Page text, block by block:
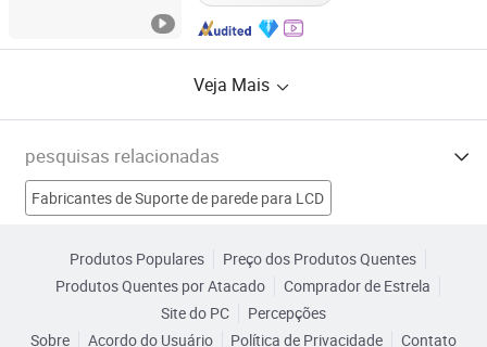
Veja Mais
pesquisas relacionadas
Fabricantes de Suporte de parede para LCD
Fabricantes de Suporte de TV para parede
Produtos Populares
Preço dos Produtos Quentes
Produtos Quentes por Atacado
Comprador de Estrela
Site do PC
Percepções
Sobre
Acordo do Usuário Política de Privacidade Contato